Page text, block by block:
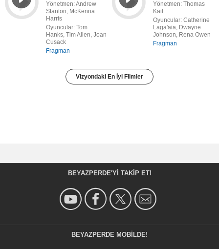
Yönetmen: Andrew
Stanton, McKenna
Harris
Oyuncular: Tom
Hanks, Tim Allen, Joan
Cusack
Fragman
Yönetmen: Thomas
Kail
Oyuncular: Catherine
Laga'aia, Dwayne
Johnson, Rena Owen
Fragman
Vizyondaki En İyi Filmler
BEYAZPERDE'YI TAKIP ET!
BEYAZPERDE MOBILDE!